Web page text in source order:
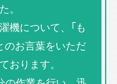
。
機について、「も
のお言葉をいただ
おります。